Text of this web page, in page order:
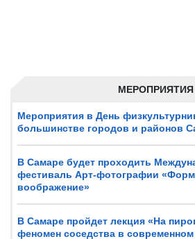
МЕРОПРИЯТИЯ
Мероприятия в День
большинстве городов и районов
В Самаре будет проходить
фестиваль Арт-фотографии
воображение»
В Самаре пройдет лекция «На
феномен соседства в